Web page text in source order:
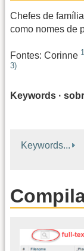
Chefes de
como nomes de
Fontes: Corinne
3)
Keywords ·
Keywords...